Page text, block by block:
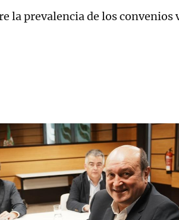
la prevalencia de los